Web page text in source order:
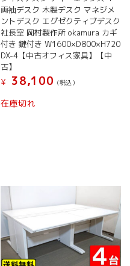
両袖デスク 木製デスク マネジメ
ントデスク エグゼクティブデスク
社長室 岡村製作所 okamura カギ
付き 鍵付き W1600×D800×H720
DX-4【中古オフィス家具】【中
古】
¥
38,100 (税込）
在庫切れ